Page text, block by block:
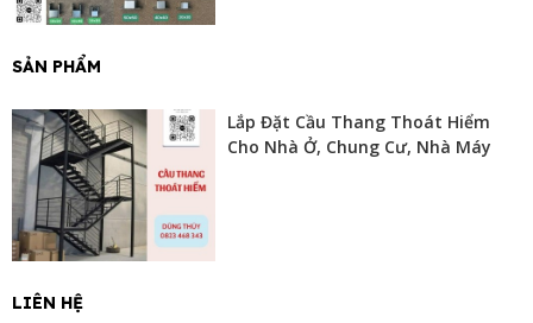
SẢN PHẨM
Lắp Đặt Cầu Thang Thoát Hiểm
Cho Nhà Ở, Chung Cư, Nhà Máy
LIÊN HỆ